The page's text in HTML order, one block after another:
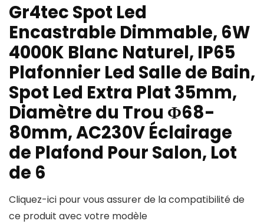
Gr4tec Spot Led
Encastrable Dimmable, 6W
4000K Blanc Naturel, IP65
Plafonnier Led Salle de Bain,
Spot Led Extra Plat 35mm,
Diamètre du Trou Φ68-
80mm, AC230V Éclairage
de Plafond Pour Salon, Lot
de 6
Cliquez-ici pour vous assurer de la compatibilité de
ce produit avec votre modèle